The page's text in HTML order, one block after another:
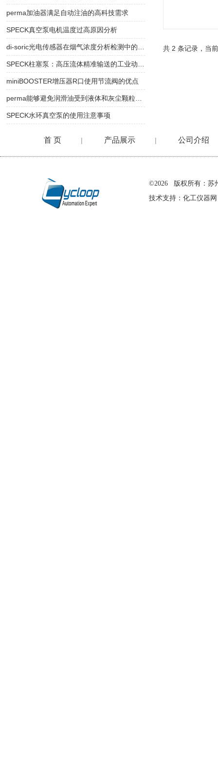
共 2 条记录，当
perma加油器满足自动注油的高科技需求
SPECK真空泵电机温度过高原因分析
miniBOOSTER增压器R口使用节流阀的优点
perma能够避免润滑油受到液体和灰尘颗粒物的污染
SPECK水环真空泵的使用注意事项
首 页 | 产品展示 | 公司介绍
©2026 版权所有：苏
技术支持： 化工仪器网